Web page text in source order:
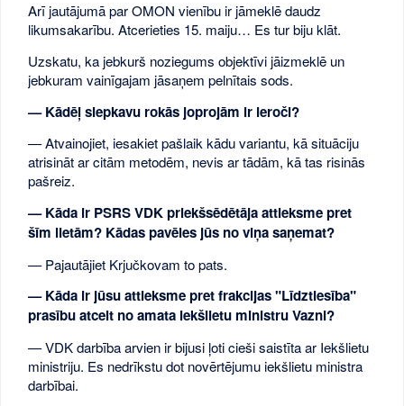
Arī jautājumā par OMON vienību ir jāmeklē daudz
likumsakarību. Atcerieties 15. maiju… Es tur biju klāt.
Uzskatu, ka jebkurš noziegums objektīvi jāizmeklē un
jebkuram vainīgajam jāsaņem pelnītais sods.
— Kādēļ slepkavu rokās joprojām ir ieroči?
— Atvainojiet, iesakiet pašlaik kādu variantu, kā situāciju
atrisināt ar citām metodēm, nevis ar tādām, kā tas risinās
pašreiz.
— Kāda ir PSRS VDK priekšsēdētāja attieksme pret
šīm lietām? Kādas pavēles jūs no viņa saņemat?
— Pajautājiet Krjučkovam to pats.
— Kāda ir jūsu attieksme pret frakcijas "Līdztiesība"
prasību atcelt no amata iekšlietu ministru Vazni?
— VDK darbība arvien ir bijusi ļoti cieši saistīta ar Iekšlietu
ministriju. Es nedrīkstu dot novērtējumu iekšlietu ministra
darbībai.